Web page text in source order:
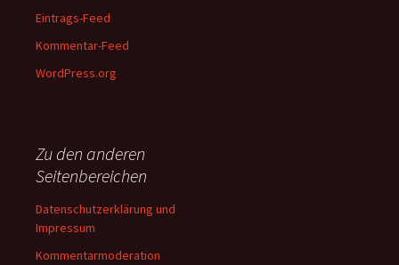
Eintrags-Feed
Kommentar-Feed
WordPress.org
Zu den anderen
Seitenbereichen
Datenschutzerklärung und
Impressum
Kommentarmoderation